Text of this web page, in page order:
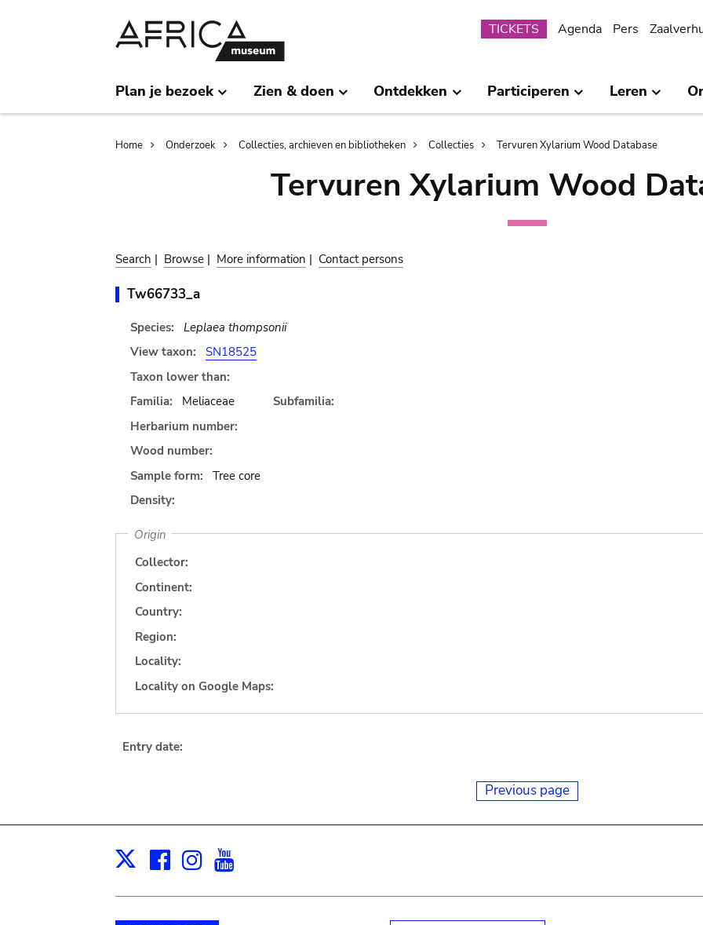
Submenu
TICKETS Agenda Pers
Plan je bezoek Zien & doen Ontdekken Participeren Leren
Breadcrumb
Home Onderzoek Collecties, archieven en bibliotheken Collecties Tervuren Xylarium Wood Database
Tervuren Xylarium Wood
Search | Browse | More information | Contact persons
Tw66733_a
Species:
Leplaea thompsonii
View taxon:
SN18525
Taxon lower than:
Familia:
Meliaceae
Subfamilia:
Herbarium number:
Wood number:
Sample form:
Tree core
Density:
Origin
Collector:
Continent:
Country:
Region:
Locality:
Locality on Google Maps:
Entry date:
Previous page
X Facebook
Instagram